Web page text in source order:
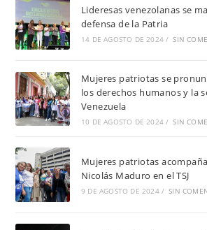
Lideresas venezolanas se
defensa de la Patria
14 DE AGOSTO DE 2024 / SIN
Mujeres patriotas se
los derechos humanos y la
Venezuela
10 DE AGOSTO DE 2024 / SIN
Mujeres patriotas
Nicolás Maduro en el TSJ
9 DE AGOSTO DE 2024 / SIN